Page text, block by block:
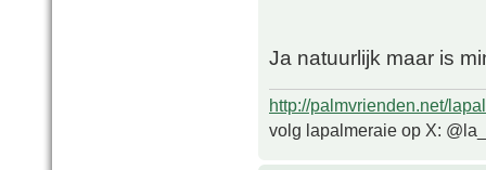
Ja natuurlijk maar is
http://palmvrienden.net/
volg lapalmeraie op X: